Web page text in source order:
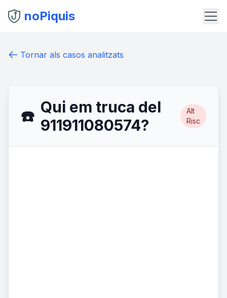
noPiquis
Tornar als casos analitzats
☎️ Qui em truca del
911911080574?
Alt
Risc